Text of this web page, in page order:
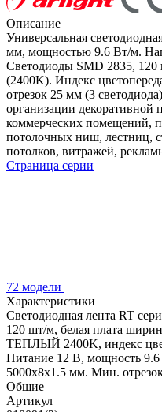
Описание
Универсальная
мм, мощностью 9.6 Вт/м.
Светодиоды SMD 2835, 120
(2400K). Индекс
отрезок 25 мм (3
организации
коммерческих помещений,
потолочных ниш, лестниц,
потолков, витражей,
Страница серии
72 модели
Характеристики
Светодиодная лента RT
120 шт/м, белая плата
ТЕПЛЫЙ 2400K, индекс
Питание 12 В, мощность
5000x8x1.5 мм. Мин.
Общие
Артикул